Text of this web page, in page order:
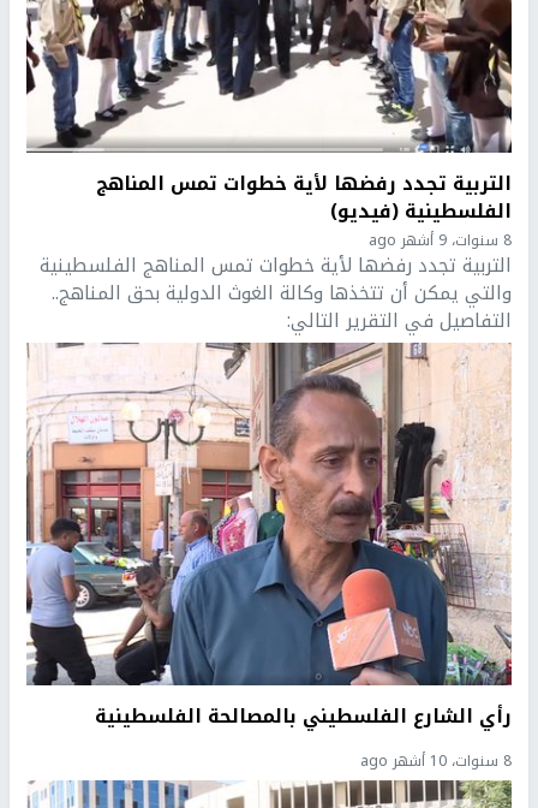
التربية تجدد رفضها لأية خطوات تمس المناهج
الفلسطينية (فيديو)
8 سنوات، 9 أشهر ago
التربية تجدد رفضها لأية خطوات تمس المناهج الفلسطينية
والتي يمكن أن تتخذها وكالة الغوث الدولية بحق المناهج..
التفاصيل في التقرير التالي:
رأي الشارع الفلسطيني بالمصالحة الفلسطينية
8 سنوات، 10 أشهر ago